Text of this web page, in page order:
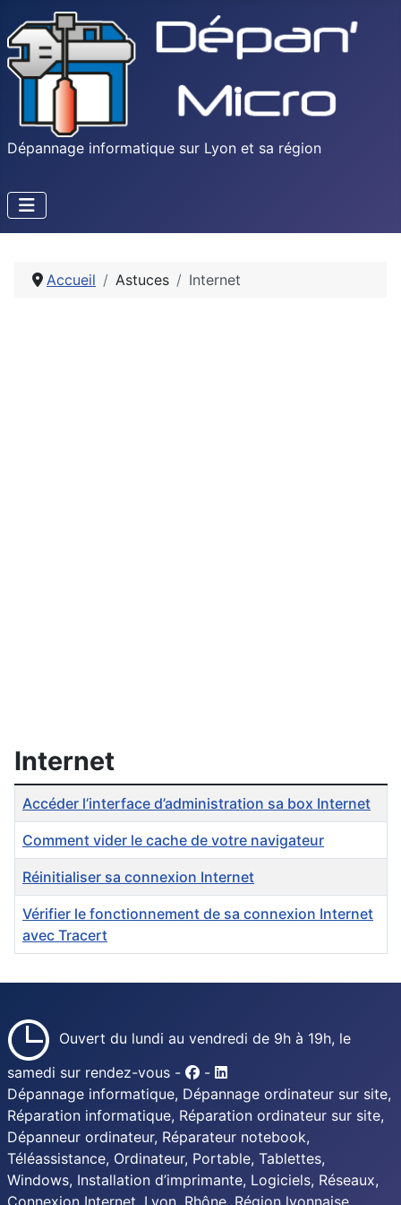
Dépannage informatique sur Lyon et sa région
Accueil Astuces Internet
Internet
Articles
Titre
Accéder l’interface d’administration sa box Internet
Comment vider le cache de votre navigateur
Réinitialiser sa connexion Internet
Vérifier le fonctionnement de sa connexion Internet
avec Tracert
Ouvert du lundi au vendredi de 9h à 19h, le
samedi sur rendez-vous -
-
Dépannage informatique, Dépannage ordinateur sur site,
Réparation informatique, Réparation ordinateur sur site,
Dépanneur ordinateur, Réparateur notebook,
Téléassistance, Ordinateur, Portable, Tablettes,
Windows, Installation d’imprimante, Logiciels, Réseaux,